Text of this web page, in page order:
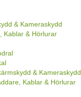
& Kameraskydd
Kablar & Hörlurar
& Kameraskydd
Kablar & Hörlurar